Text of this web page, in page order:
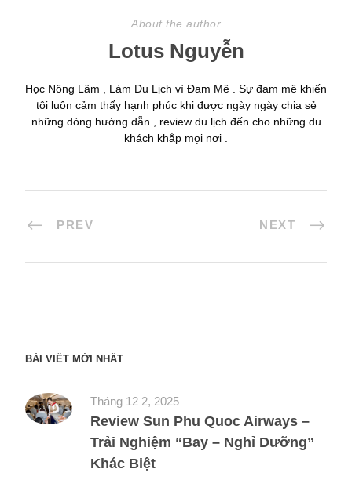
About the author
Lotus Nguyễn
Học Nông Lâm , Làm Du Lịch vì Đam Mê . Sự đam mê khiến
tôi luôn cảm thấy hạnh phúc khi được ngày ngày chia sẻ
những dòng hướng dẫn , review du lịch đến cho những du
khách khắp mọi nơi .
PREV NEXT
BÀI VIẾT MỚI NHẤT
Tháng 12 2, 2025
Review Sun Phu Quoc Airways –
Trải Nghiệm “Bay – Nghỉ Dưỡng”
Khác Biệt